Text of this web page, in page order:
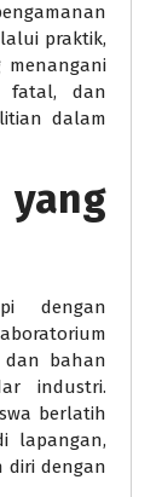
praktik,
menangani
fatal, dan
dalam
dengan
dan bahan
industri.
berlatih
lapangan,
diri dengan